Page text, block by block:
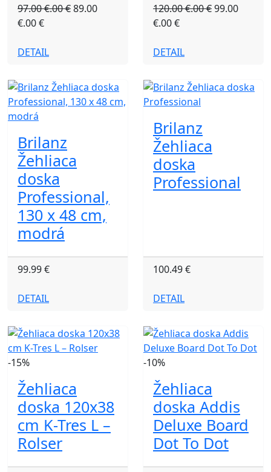
97.00 €.00 €89.00
€.00 €
DETAIL
120.00 €.00 €99.00
€.00 €
DETAIL
Brilanz
Žehliaca
doska
Professional,
130 x 48 cm,
modrá
99.99 €
DETAIL
Brilanz
Žehliaca
doska
Professional
100.49 €
DETAIL
-15%
Žehliaca
doska 120x38
cm K-Tres L –
Rolser
-10%
Žehliaca
doska Addis
Deluxe Board
Dot To Dot